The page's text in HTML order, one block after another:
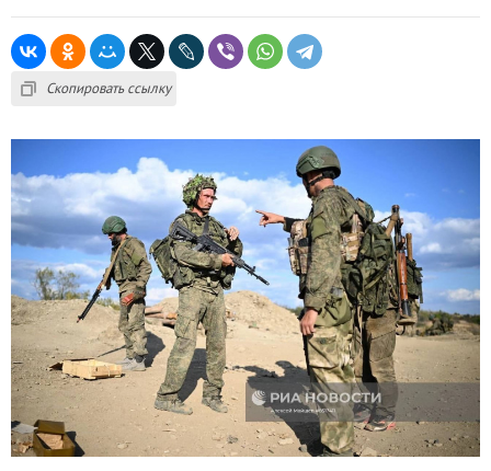
Скопировать ссылку